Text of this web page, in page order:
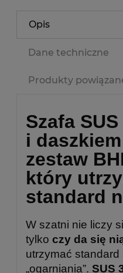
Opis
Dane techniczne
Produkty
Szafa
i
zestaw
który
standard
W szatni nie liczy
tylko czy da się
utrzymać standard
„ogarniania”. SUS